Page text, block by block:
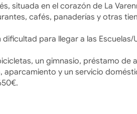
situada en el corazón de La
cafés, panaderías y otras
para llegar a las Escuelas/
un gimnasio, préstamo de
y un servicio